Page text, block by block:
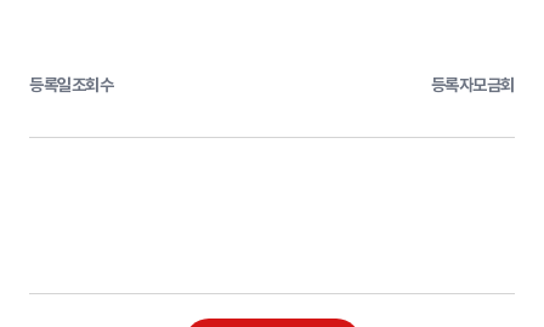
등록일조회수 등록자모금회